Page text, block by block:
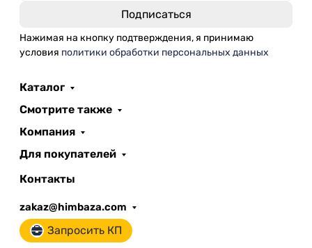
Нажимая на кнопку подтверждения, я принимаю
условия политики обработки персональных данных
Каталог
Смотрите также
Компания
Для покупателей
Контакты
zakaz@himbaza.com
Запросить КП